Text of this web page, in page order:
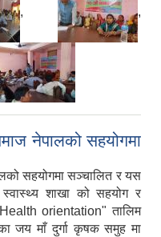
, ,
नेपालको सहयोगमा
सहयोगमा सञ्चालित र यस
स्वास्थ्य शाखा को सहयोग र
orientation" तालिम
जय माँ दुर्गा कृषक समुह मा